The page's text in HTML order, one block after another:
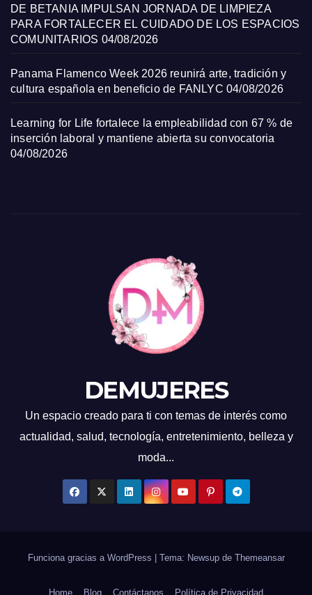
DE BETANIA IMPULSAN JORNADA DE LIMPIEZA
PARA FORTALECER EL CUIDADO DE LOS ESPACIOS
COMUNITARIOS 04/08/2026
Panama Flamenco Week 2026 reunirá arte, tradición y
cultura española en beneficio de FANLYC 04/08/2026
Learning for Life fortalece la empleabilidad con 67 % de
inserción laboral y mantiene abierta su convocatoria
04/08/2026
DEMUJERES
Un espacio creado para ti con temas de interés como
actualidad, salud, tecnología, entretenimiento, belleza y
moda...
Funciona gracias a WordPress Tema: Newsup de Themeansar
Home Blog Contáctanos Política de Privacidad